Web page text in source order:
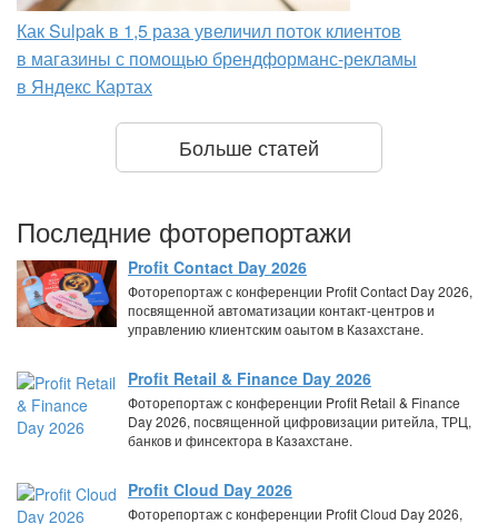
Как Sulpak в 1,5 раза увеличил поток клиентов
в магазины с помощью брендформанс-рекламы
в Яндекс Картах
Больше статей
Последние фоторепортажи
Profit Contact Day 2026
Фоторепортаж с конференции Profit Contact Day 2026,
посвященной автоматизации контакт-центров и
управлению клиентским оаытом в Казахстане.
Profit Retail & Finance Day 2026
Фоторепортаж с конференции Profit Retail & Finance
Day 2026, посвященной цифровизации ритейла, ТРЦ,
банков и финсектора в Казахстане.
Profit Cloud Day 2026
Фоторепортаж с конференции Profit Cloud Day 2026,